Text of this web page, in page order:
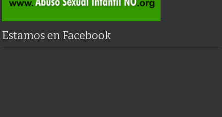
Estamos en Facebook